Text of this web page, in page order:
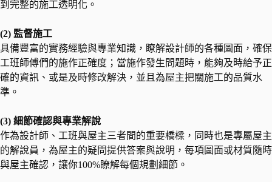
到完整的施工透明化。
(2) 監督施工
具備豐富的實務經驗與專業知識，瞭解設計師的各種圖面，確保
工班師傅們的施作正確度；當施作發生問題時，能夠及時給予正
確的資訊、或是及時修改解決，並且為屋主把關施工的品質水
準。
(3) 細節確認與專業解說
作為設計師、工班與屋主三者間的重要橋樑，同時也是專屬屋主
的解說員，為屋主的疑問提供答案與說明，每項圖面或材質隨時
與屋主確認，讓你100%瞭解每個規劃細節。